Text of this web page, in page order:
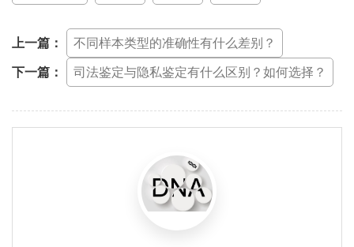
上一篇：
不同样本类型的准确性有什么差别？
下一篇：
司法鉴定与隐私鉴定有什么区别？如何选择？